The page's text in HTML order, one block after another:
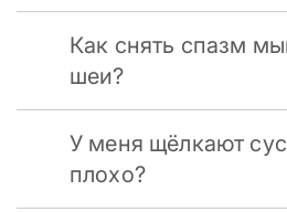
Как снять спазм
шеи?
У меня щёлкают
плохо?